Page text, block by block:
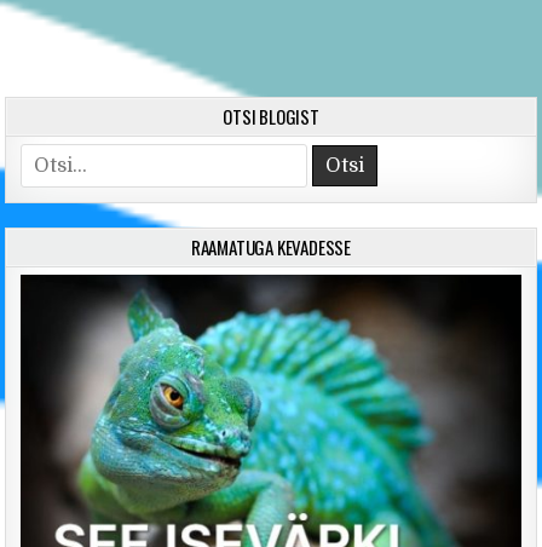
OTSI BLOGIST
Search for:
RAAMATUGA KEVADESSE